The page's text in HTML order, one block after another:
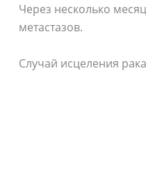
Через несколько
метастазов.
Случай исцеления